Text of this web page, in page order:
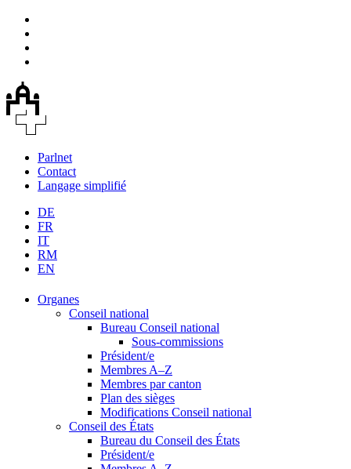
Parlnet
Contact
Langage simplifié
DE
FR
IT
RM
EN
Organes
Conseil national
Bureau Conseil national
Sous-commissions
Président/e
Membres A–Z
Membres par canton
Plan des sièges
Modifications Conseil national
Conseil des États
Bureau du Conseil des États
Président/e